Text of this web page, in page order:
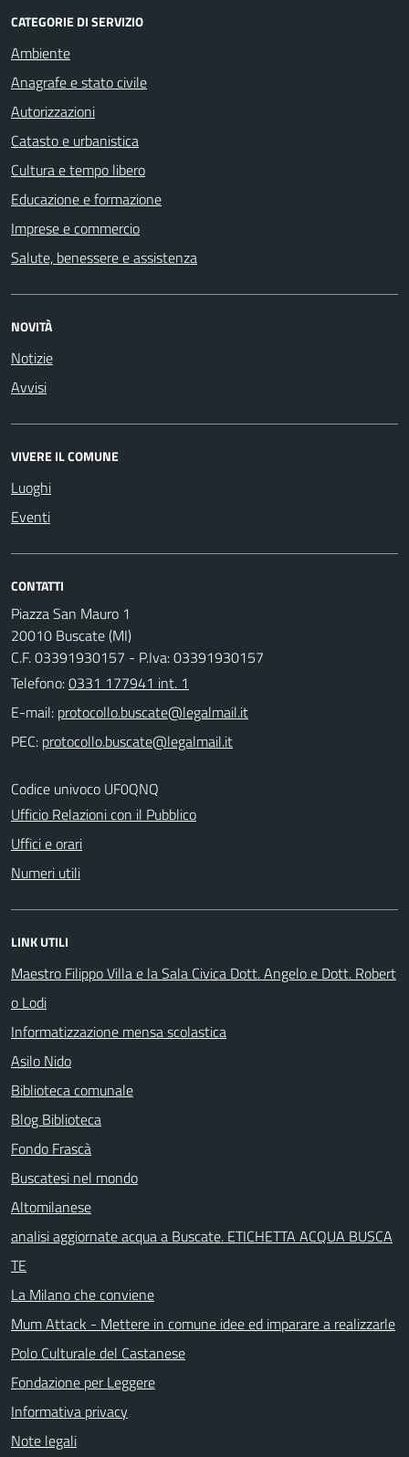
CATEGORIE DI SERVIZIO
Ambiente
Anagrafe e stato civile
Autorizzazioni
Catasto e urbanistica
Cultura e tempo libero
Educazione e formazione
Imprese e commercio
Salute, benessere e assistenza
NOVITÀ
Notizie
Avvisi
VIVERE IL COMUNE
Luoghi
Eventi
CONTATTI
Piazza San Mauro 1
20010 Buscate (MI)
C.F. 03391930157 - P.Iva: 03391930157
Telefono:0331 177941 int. 1
E-mail:
PEC:
Codice univoco UF0QNQ
Ufficio Relazioni con il Pubblico
Uffici e orari
Numeri utili
LINK UTILI
Maestro Filippo Villa e la Sala Civica Dott. Angelo e Dott. Robert
o Lodi
Informatizzazione mensa scolastica
Asilo Nido
Biblioteca comunale
Blog Biblioteca
Fondo Frascà
Buscatesi nel mondo
Altomilanese
analisi aggiornate acqua a Buscate. ETICHETTA ACQUA BUSCA
TE
La Milano che conviene
Mum Attack - Mettere in comune idee ed imparare a realizzarle
Polo Culturale del Castanese
Fondazione per Leggere
Informativa privacy
Note legali